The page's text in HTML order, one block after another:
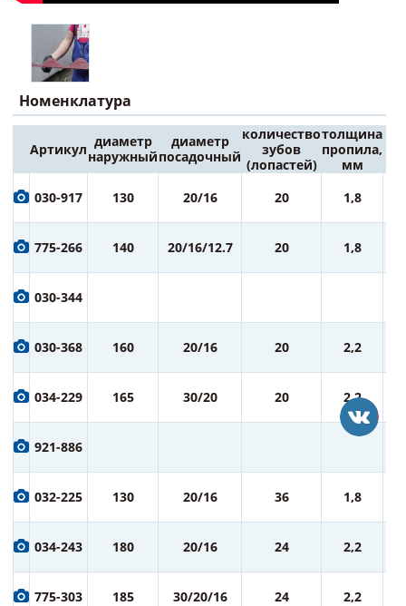
Номенклатура
Артикул диаметр
наружный
диаметр
посадочный
количество
зубов
(лопастей)
толщина
пропила,
мм
030-917 130 20/16 20 1,8
775-266 140 20/16/12.7 20 1,8
030-344
030-368 160 20/16 20 2,2
034-229 165 30/20 20 2,2
921-886
032-225 130 20/16 36 1,8
034-243 180 20/16 24 2,2
775-303 185 30/20/16 24 2,2